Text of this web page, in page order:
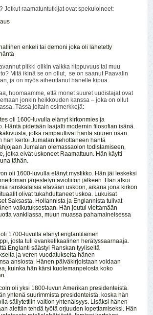
Jotkut raamatuntutkijat ovat spekuloineet:
enkeli tai demoni joka oli lähetetty
piikki olikin vaikka riippuvuus tai muu
Mitä ikinä se on ollut, se on saanut Paavalin
ja on myös aiheuttanut hänelle kipua.
huomaamme, että monet suuret uudistajat ovat
jonkin heikkouden kanssa – joka on ollut
Tässä joitain esimerkkejä:
oli 1600-luvulla elänyt kirkonmies ja
Häntä pidetään laajalti modernin filosofian isänä.
jotka rampauttivat häntä suuren osan
hän kertoi Jumalan kehottaneen häntä
Jumalan olemassaolon todistamiseen,
jotka eivät uskoneet Raamattuun. Hän käytti
tähän.
oli 1600-luvulla elänyt mystikko. Hän jäi leskeksi
järjestetyn avioliiton jälkeen. Hän alkoi
ranskalaisia elävään uskoon, aikana jona kirkon
olivat tukahduttaneet uskoa. Lukuisat
Saksasta, Hollannista ja Englannista tulivat
vaikutuksestaan. Hän joutui viettämään
vankilassa, muun muassa pahamaineisessa
1700-luvulla elänyt englantilainen
josta tuli evankelikaalinen herätyssaarnaaja.
Englanti säästyi Ranskan tyyliseltä
ja veren vuodatukselta hänen
ansiosta. Hänen päiväkirjoistaan voidaan
kuinka hän kärsi kuolemanpelosta koko
oli yksi 1800-luvun Amerikan presidenteistä.
yhtenä suurimmista presidenteistä, koska hän
säilytettiin valtion yhtenäisyys. Lisäksi hänen
alettiin tehdä työtä orjuuden lopettamiseksi. Hän